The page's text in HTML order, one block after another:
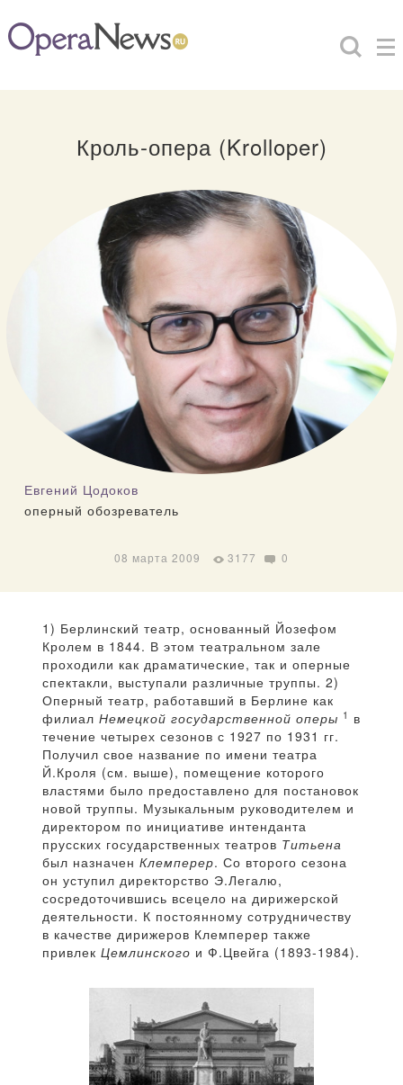
Кроль-опера (Krolloper)
Евгений Цодоков
оперный обозреватель
08 марта 2009 3177 0
1) Берлинский театр, основанный Йозефом
Кролем в 1844. В этом театральном зале
проходили как драматические, так и оперные
спектакли, выступали различные труппы. 2)
Оперный театр, работавший в Берлине как
филиал Немецкой государственной оперы 1 в
течение четырех сезонов с 1927 по 1931 гг.
Получил свое название по имени театра
Й.Кроля (см. выше), помещение которого
властями было предоставлено для постановок
новой труппы. Музыкальным руководителем и
директором по инициативе интенданта
прусских государственных театров Титьена
был назначен Клемперер. Со второго сезона
он уступил директорство Э.Легалю,
сосредоточившись всецело на дирижерской
деятельности. К постоянному сотрудничеству
в качестве дирижеров Клемперер также
привлек Цемлинского и Ф.Цвейга (1893-1984).